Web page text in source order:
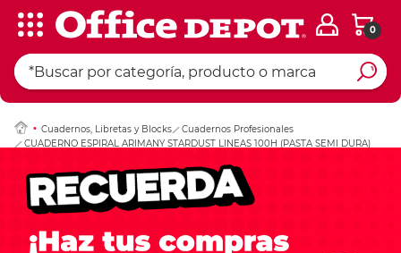
0
Cuadernos, Libretas y Blocks
Cuadernos Profesionales
CUADERNO ESPIRAL ARIMANY STARDUST LINEAS 100H (PASTA SEMI DURA)
Ingresar Codigo